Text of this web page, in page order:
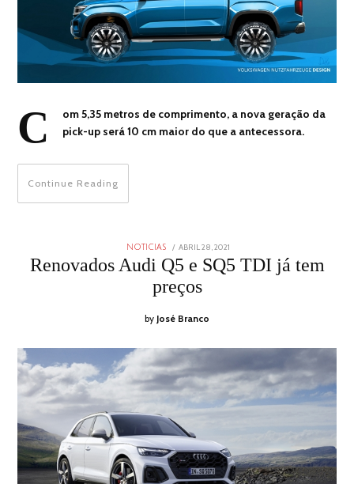
C
om 5,35 metros de comprimento, a nova geração da
pick-up será 10 cm maior do que a antecessora.
Continue Reading
NOTICIAS
POSTED
ON
ABRIL 28, 2021
27,
2021
Renovados Audi Q5 e SQ5 TDI já tem
preços
by José Branco